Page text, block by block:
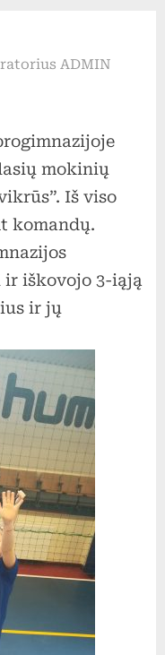
ADMIN
mokinių
Iš viso
komandų.
iškovojo 3-iąją
ir jų